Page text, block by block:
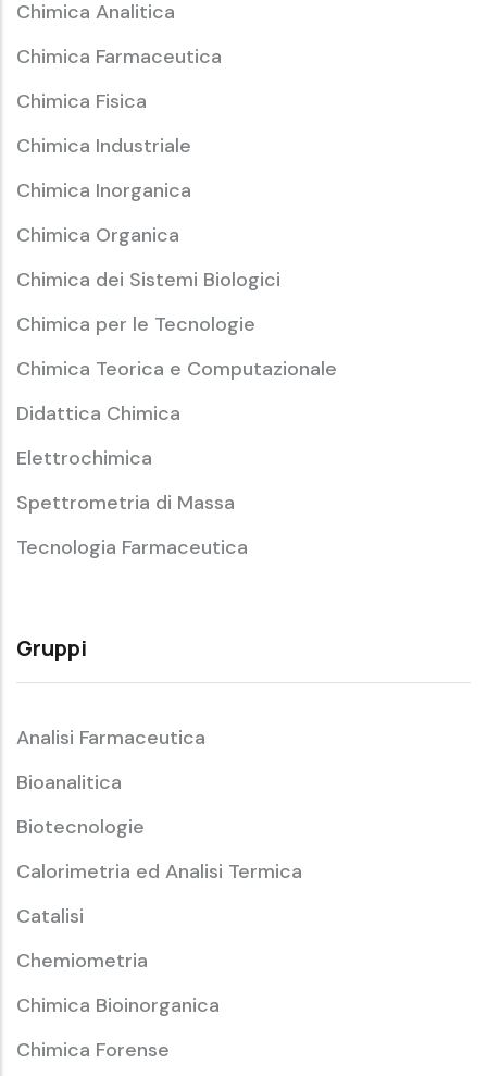
Chimica Analitica
Chimica Farmaceutica
Chimica Fisica
Chimica Industriale
Chimica Inorganica
Chimica Organica
Chimica dei Sistemi Biologici
Chimica per le Tecnologie
Chimica Teorica e Computazionale
Didattica Chimica
Elettrochimica
Spettrometria di Massa
Tecnologia Farmaceutica
Gruppi
Analisi Farmaceutica
Bioanalitica
Biotecnologie
Calorimetria ed Analisi Termica
Catalisi
Chemiometria
Chimica Bioinorganica
Chimica Forense